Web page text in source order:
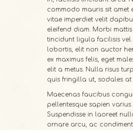
commodo mauris sit amet
vitae imperdiet velit
eleifend diam. Morbi
tincidunt ligula facilisis vel.
lobortis, elit non auctor
ex maximus felis, eget
elit a metus. Nulla risus
quis fringilla ut, sodales at
Maecenas faucibus
pellentesque sapien varius
Suspendisse in laoreet
ornare arcu, ac